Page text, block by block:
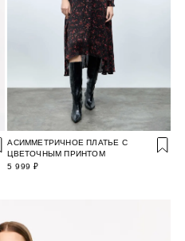
АСИММЕТРИЧНОЕ ПЛАТЬЕ С
ЦВЕТОЧНЫМ ПРИНТОМ
5 999 ₽